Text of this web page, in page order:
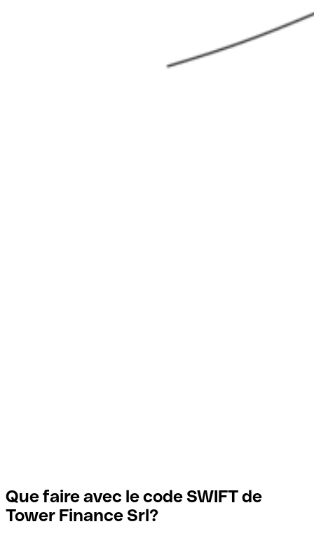
Que faire avec le code SWIFT de
Tower Finance Srl?